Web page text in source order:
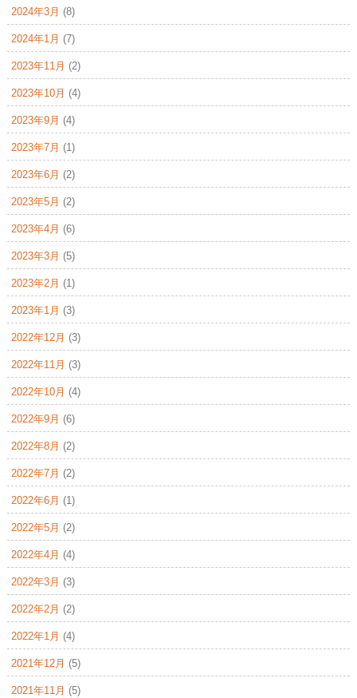
2024年3月 (8)
2024年1月 (7)
2023年11月 (2)
2023年10月 (4)
2023年9月 (4)
2023年7月 (1)
2023年6月 (2)
2023年5月 (2)
2023年4月 (6)
2023年3月 (5)
2023年2月 (1)
2023年1月 (3)
2022年12月 (3)
2022年11月 (3)
2022年10月 (4)
2022年9月 (6)
2022年8月 (2)
2022年7月 (2)
2022年6月 (1)
2022年5月 (2)
2022年4月 (4)
2022年3月 (3)
2022年2月 (2)
2022年1月 (4)
2021年12月 (5)
2021年11月 (5)